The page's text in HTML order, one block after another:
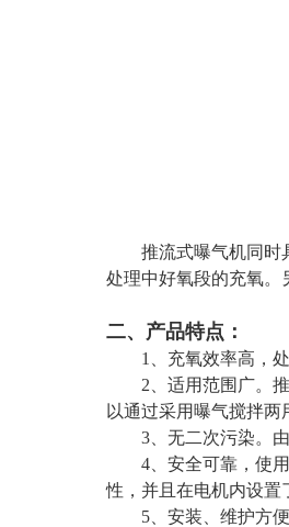
推流式曝气机同时
处理中好氧段的充氧。
二、产品特点：
1、充氧效率高，
2、适用范围广。
以通过采用曝气搅拌两
3、无二次污染。
4、安全可靠，使
性，并且在电机内设置
5、安装、维护方